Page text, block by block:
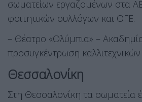
σωματείων εργαζομένων στα
φοιτητικών συλλόγων και ΟΓΕ.
– Θέατρο «Ολύμπια» –
προσυγκέντρωση
Θεσσαλονίκη
Στη Θεσσαλονίκη τα σωματεία